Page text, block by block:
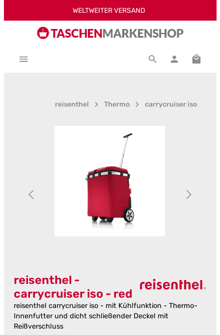
Zum Hauptinhalt springenWELTWEITER VERSAND
reisenthel Thermo carrycruiser iso
reisenthel -
carrycruiser iso - red
reisenthel carrycruiser iso - mit Kühlfunktion - Thermo-
Innenfutter und dicht schließender Deckel mit
Reißverschluss